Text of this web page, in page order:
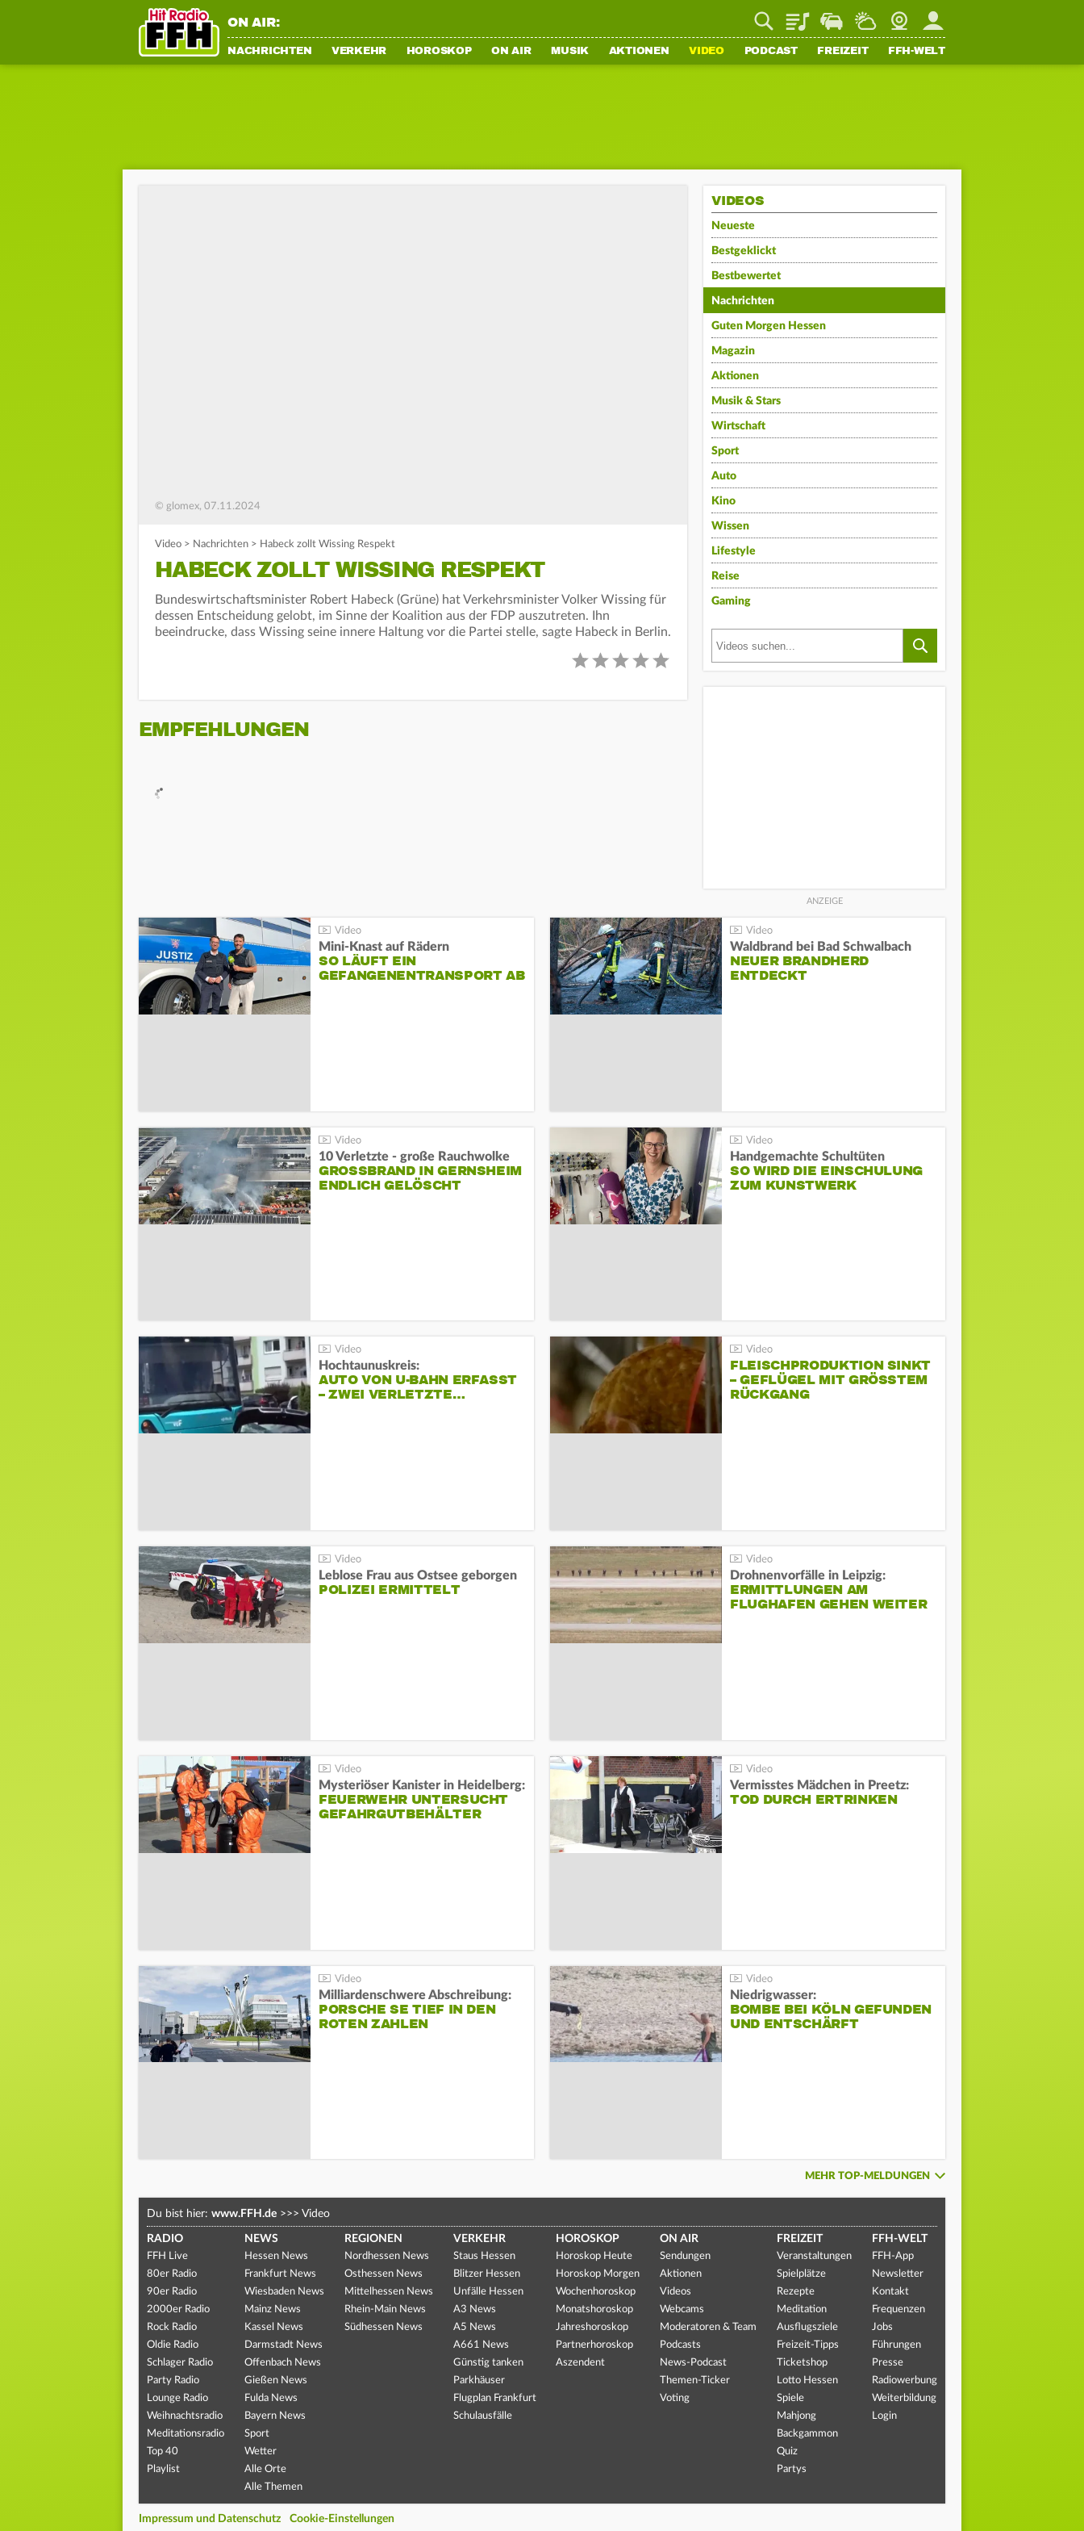
ON AIR: PlaylistStaupilotWetterWebcamMein FFH
NACHRICHTEN VERKEHR HOROSKOP ON AIR MUSIK AKTIONEN VIDEO PODCAST FREIZEIT FFH-WELT
© glomex, 07.11.2024
Video > Nachrichten > Habeck zollt Wissing Respekt
HABECK ZOLLT WISSING RESPEKT
Bundeswirtschaftsminister Robert Habeck (Grüne) hat Verkehrsminister Volker Wissing für
dessen Entscheidung gelobt, im Sinne der Koalition aus der FDP auszutreten. Ihn
beeindrucke, dass Wissing seine innere Haltung vor die Partei stelle, sagte Habeck in Berlin.
EMPFEHLUNGEN
VIDEOS
Neueste
Bestgeklickt
Bestbewertet
Nachrichten
Guten Morgen Hessen
Magazin
Aktionen
Musik & Stars
Wirtschaft
Sport
Auto
Kino
Wissen
Lifestyle
Reise
Gaming
Mini-Knast auf Rädern
SO LÄUFT EIN
GEFANGENENTRANSPORT AB
Waldbrand bei Bad Schwalbach
NEUER BRANDHERD
ENTDECKT
10 Verletzte - große Rauchwolke
GROSSBRAND IN GERNSHEIM E
NDLICH GELÖSCHT
Handgemachte Schultüten
SO WIRD DIE EINSCHULUNG
ZUM KUNSTWERK
Hochtaunuskreis:
AUTO VON U-BAHN ERFASST
– ZWEI VERLETZTE…
FLEISCHPRODUKTION SINKT
– GEFLÜGEL MIT GRÖSSTEM R
ÜCKGANG
Leblose Frau aus Ostsee geborgen
POLIZEI ERMITTELT
Drohnenvorfälle in Leipzig:
ERMITTLUNGEN AM
FLUGHAFEN GEHEN WEITER
Mysteriöser Kanister in Heidelberg:
FEUERWEHR UNTERSUCHT
GEFAHRGUTBEHÄLTER
Vermisstes Mädchen in Preetz:
TOD DURCH ERTRINKEN
Milliardenschwere Abschreibung:
PORSCHE SE TIEF IN DEN
ROTEN ZAHLEN
Niedrigwasser:
BOMBE BEI KÖLN GEFUNDEN
UND ENTSCHÄRFT
MEHR TOP-MELDUNGEN
Du bist hier: www.FFH.de >>> Video
RADIO
FFH Live
80er Radio
90er Radio
2000er Radio
Rock Radio
Oldie Radio
Schlager Radio
Party Radio
Lounge Radio
Weihnachtsradio
Meditationsradio
Top 40
Playlist
NEWS
Hessen News
Frankfurt News
Wiesbaden News
Mainz News
Kassel News
Darmstadt News
Offenbach News
Gießen News
Fulda News
Bayern News
Sport
Wetter
Alle Orte
Alle Themen
REGIONEN
Nordhessen News
Osthessen News
Mittelhessen News
Rhein-Main News
Südhessen News
VERKEHR
Staus Hessen
Blitzer Hessen
Unfälle Hessen
A3 News
A5 News
A661 News
Günstig tanken
Parkhäuser
Flugplan Frankfurt
Schulausfälle
HOROSKOP
Horoskop Heute
Horoskop Morgen
Wochenhoroskop
Monatshoroskop
Jahreshoroskop
Partnerhoroskop
Aszendent
ON AIR
Sendungen
Aktionen
Videos
Webcams
Moderatoren & Team
Podcasts
News-Podcast
Themen-Ticker
Voting
FREIZEIT
Veranstaltungen
Spielplätze
Rezepte
Meditation
Ausflugsziele
Freizeit-Tipps
Ticketshop
Lotto Hessen
Spiele
Mahjong
Backgammon
Quiz
Partys
FFH-WELT
FFH-App
Newsletter
Kontakt
Frequenzen
Jobs
Führungen
Presse
Radiowerbung
Weiterbildung
Login
Impressum und Datenschutz Cookie-Einstellungen